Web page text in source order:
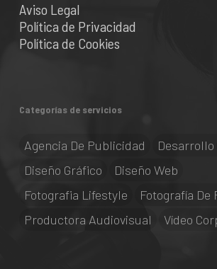
Aviso Legal
Política de Privacidad
Política de Cookies
Categorías de servicios
Agencia De Publicidad
Desarrollo
Diseño Gráfico
Diseño Web
Fotografia Lifestyle
Fotografía De
Productora Audiovisual
Vídeo